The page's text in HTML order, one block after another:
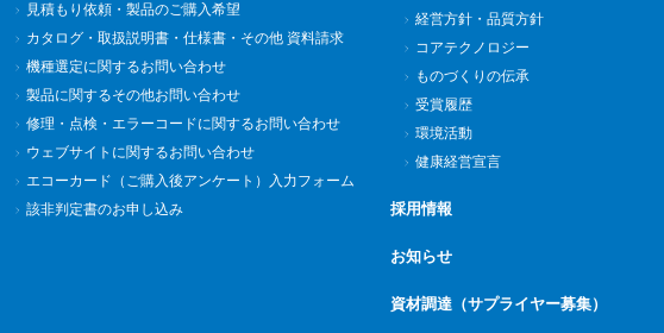
見積もり依頼・製品のご購入希望
カタログ・取扱説明書・仕様書・その他 資料請求
機種選定に関するお問い合わせ
製品に関するその他お問い合わせ
修理・点検・エラーコードに関するお問い合わせ
ウェブサイトに関するお問い合わせ
エコーカード（ご購入後アンケート）入力フォーム
該非判定書のお申し込み
経営方針・品質方針
コアテクノロジー
ものづくりの伝承
受賞履歴
環境活動
健康経営宣言
採用情報
お知らせ
資材調達（サプライヤー募集）